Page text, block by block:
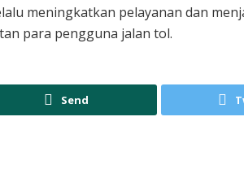
meningkatkan pelayanan dan
para pengguna jalan tol.
Send